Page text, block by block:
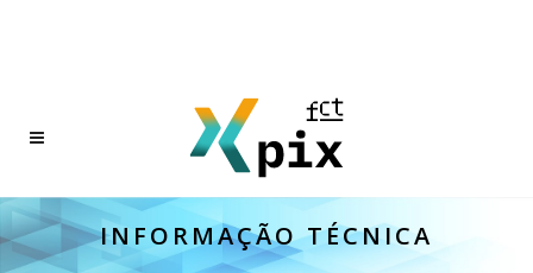
INFORMAÇÃO TÉCNICA